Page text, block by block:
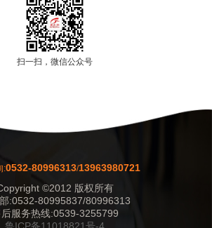
扫一扫，微信公众号
:0532-80996313/13963980721
©2012 版权所有
:0532-80995837/80996313
服务热线:0539-3255799